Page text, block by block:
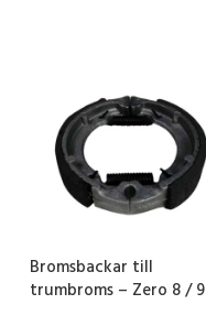
Bromsbackar till
trumbroms – Zero 8 / 9